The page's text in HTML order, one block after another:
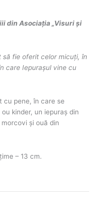
din Asociația „Visuri și
să fie oferit celor micuți, în
care Iepurașul vine cu
cu pene, în care se
kinder, un iepuraș din
și ouă din
– 13 cm.